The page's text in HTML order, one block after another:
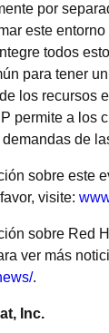
por
este
todos
para tener
los recursos
permite a los
de
sobre este
visite:
sobre Red
ver más
.
Inc.